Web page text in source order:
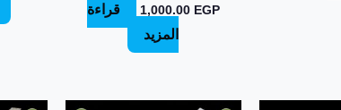
1,000.00 EGP
قراءة
المزيد